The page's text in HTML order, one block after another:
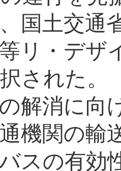
国土交通
リ・デザ
された
解消に向
機関の輸
スの有効